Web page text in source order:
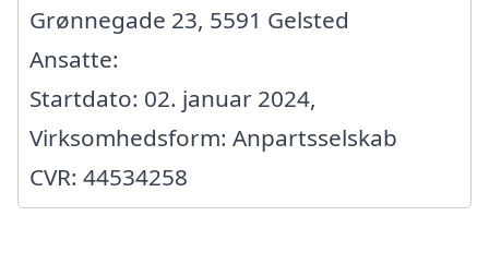
Grønnegade 23, 5591 Gelsted
Ansatte:
Startdato: 02. januar 2024,
Virksomhedsform: Anpartsselskab
CVR: 44534258